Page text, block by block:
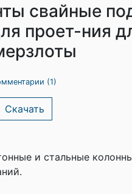
свайные
проет-ния
(1)
Скачать
и стальные